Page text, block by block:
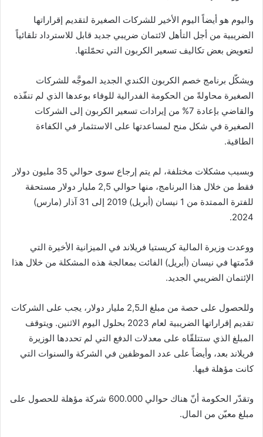
واليوم هو أيضاً اليوم الأخير للشركات الصغيرة لتقديم إقراراتها
الضريبية من أجل التأهل لائتمان ضريبي جديد قابل للاسترداد تلقائياً
لتعويض بعض تكاليف تسعير الكربون التي تحمّلتها.
ويشكّل برنامج خصم الكربون الكندي الجديد الموجَّه للشركات
الصغيرة محاولةً من الحكومة الفدرالية للوفاء بوعدها الذي لم تنفّذه
والقاضي بإعادة 7% من إيرادات تسعير الكربون إلى الشركات
الصغيرة في شكل منح لمساعدتها على الاستثمار في الكفاءة
الطاقية.
وبسبب مشكلات مختلفة، لم يتم إرجاع سوى حوالي 35 مليون دولار
فقط من خلال هذا البرنامج، منها حوالي 2,5 مليار دولار مستحقة
للفترة الممتدة من 1 نيسان (أبريل) 2019 إلى 31 آذار (مارس)
2024.
ووعدت وزيرة المالية كريستيا فريلاند في الميزانية الأخيرة التي
قدّمتها في نيسان (أبريل) الفائت بمعالجة هذه المشكلة من خلال هذا
الإئتمان الضريبي الجديد.
وللحصول على حصة من مبلغ الـ2,5 مليار دولار، يجب على الشركات
تقديم إقراراتها الضريبية لعام 2023 بحلول اليوم الاثنين. ويتوقف
المبلغ الذي ستتلقّاه على معدلات الدفع التي لم تحددها الوزيرة
فريلاند بعد، وأيضاً على عدد الموظفين في الشركة والسنوات التي
كانت مؤهلة فيها.
وتقدّر الحكومة أنّ هناك حوالي 600.000 شركة مؤهلة للحصول على
مبلغ معيّن من المال.